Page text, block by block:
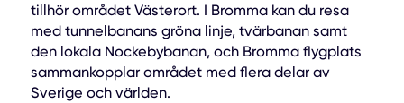
tillhör området Västerort. I Bromma kan du resa
med tunnelbanans gröna linje, tvärbanan samt
den lokala Nockebybanan, och Bromma flygplats
sammankopplar området med flera delar av
Sverige och världen.